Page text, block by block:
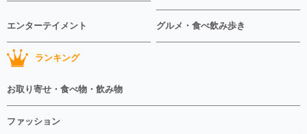
エンターテイメント グルメ・食べ飲み歩き
ランキング
お取り寄せ・食べ物・飲み物
ファッション